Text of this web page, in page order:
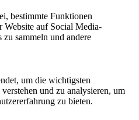
bestimmte Funktionen
Website auf Social Media-
sammeln und andere
um die wichtigsten
und zu analysieren, um
zu bieten.